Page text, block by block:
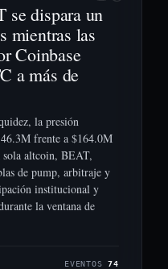
se dispara un
mientras las
Coinbase
a más de
la presión
frente a $164.0M
altcoin, BEAT,
de pump, arbitraje y
institucional y
la ventana de
EVENTOS74